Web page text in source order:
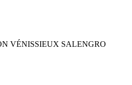
VÉNISSIEUX SALENGRO